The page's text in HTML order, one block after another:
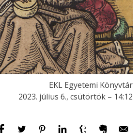
EKL Egyetemi Könyvtár
2023. július 6., csütörtök – 14:12